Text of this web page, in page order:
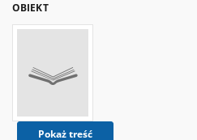
OBIEKT
Pokaż treść